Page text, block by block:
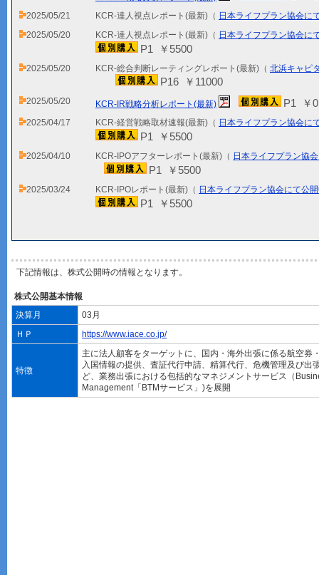
2025/05/21 KCR-達人視点レポート(最新)（ 日本ライフプラン協会に
2025/05/20
KCR-達人視点レポート(最新)（ 日本ライフプラン協会に
P1 ￥5500
2025/05/20 KCR-総合判断レーティングレポート(最新)（ 北浜キャピ
P16 ￥11000
2025/05/20 KCR-IR戦略分析レポート(最新) P1 ￥0
2025/04/17 KCR-経営戦略取材速報(最新)（ 日本ライフプラン協会に
P1 ￥5500
2025/04/10 KCR-IPOアフターレポート(最新)（ 日本ライフプラン協
P1 ￥5500
2025/03/24 KCR-IPOレポート(最新)（ 日本ライフプラン協会にて公
P1 ￥5500
下記情報は、株式公開時の情報となります。
株式公開基本情報
決算月
03月
ＨＰ
https://www.iace.co.jp/
特徴
主に法人顧客をターゲットに、国内・海外出張に係る航空券
入国情報の提供、査証代行申請、精算代行、危機管理及び出
ど、業務出張における包括的なマネジメントサービス（
Management「BTMサービス」)を展開